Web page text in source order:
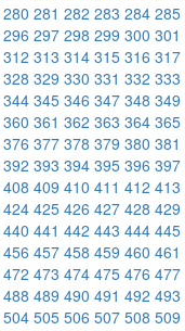
280 281 282 283 284 285
296 297 298 299 300 301
312 313 314 315 316 317
328 329 330 331 332 333
344 345 346 347 348 349
360 361 362 363 364 365
376 377 378 379 380 381
392 393 394 395 396 397
408 409 410 411 412 413
424 425 426 427 428 429
440 441 442 443 444 445
456 457 458 459 460 461
472 473 474 475 476 477
488 489 490 491 492 493
504 505 506 507 508 509